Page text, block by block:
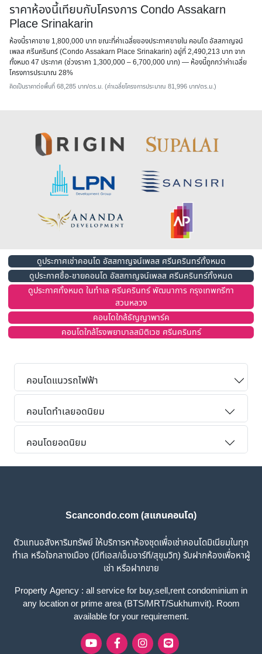
ราคาห้องนี้เทียบกับโครงการ Condo Assakarn
Place Srinakarin
ห้องนี้ราคาขาย 1,800,000 บาท ขณะที่ค่าเฉลี่ยของประกาศขายใน คอนโด อัสสกาญจน์
เพลส ศรีนครินทร์ (Condo Assakarn Place Srinakarin) อยู่ที่ 2,490,213 บาท จาก
ทั้งหมด 47 ประกาศ (ช่วงราคา 1,300,000 – 6,700,000 บาท) — ห้องนี้ถูกกว่าค่าเฉลี่ย
โครงการประมาณ 28%
คิดเป็นราคาต่อพื้นที่ 68,285 บาท/ตร.ม. (ค่าเฉลี่ยโครงการประมาณ 81,996 บาท/ตร.ม.)
ดูประกาศเช่าคอนโด อัสสกาญจน์เพลส ศรีนครินทร์ทั้งหมด
ดูประกาศซื้อ-ขายคอนโด อัสสกาญจน์เพลส ศรีนครินทร์ทั้งหมด
ดูประกาศทั้งหมด ในทำเล ศรีนครินทร์ พัฒนาการ กรุงเทพกรีฑา
สวนหลวง
คอนโดใกล้ธัญญาพาร์ค
คอนโดใกล้โรงพยาบาลสมิติเวช ศรีนครินทร์
คอนโดแนวรถไฟฟ้า
คอนโดทำเลยอดนิยม
คอนโดยอดนิยม
Scancondo.com (สแกนคอนโด)
ตัวแทนอสังหาริมทรัพย์ ให้บริการหาห้องชุดเพื่อเช่าคอนโดมิเนียมในทุก
ทำเล หรือใจกลางเมือง (บีทีเอส/เอ็มอาร์ที/สุขุมวิท) รับฝากห้องเพื่อหาผู้
เช่า หรือฝากขาย
Property Agency : all service for buy,sell,rent condominium in
any location or prime area (BTS/MRT/Sukhumvit). Room
available for your requirement.